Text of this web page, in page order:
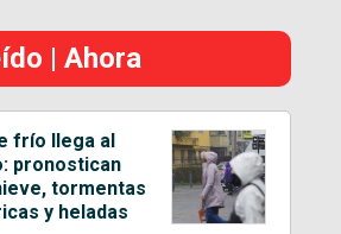
| Ahora
frío llega al
pronostican
tormentas
y heladas